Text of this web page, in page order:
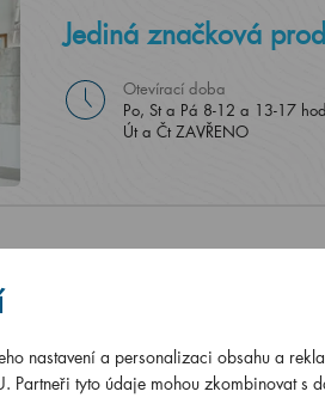
Jediná značková
Otevírací doba
Po, St a Pá 8-12 a 13-17 hod
Út a Čt ZAVŘENO
nastavení a personalizaci obsahu a
Partneři tyto údaje mohou zkombinovat